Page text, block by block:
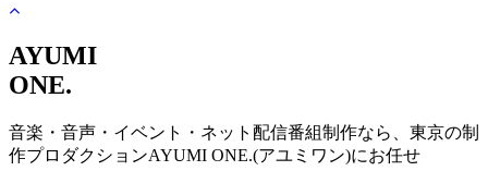
AYUMI
ONE.
音楽・音声・イベント・ネット配信番組制作なら、東京の制
作プロダクションAYUMI ONE.(アユミワン)にお任せ